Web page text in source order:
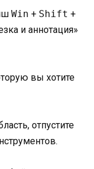
Win + Shift +
и аннотация»
вы хотите
отпустите